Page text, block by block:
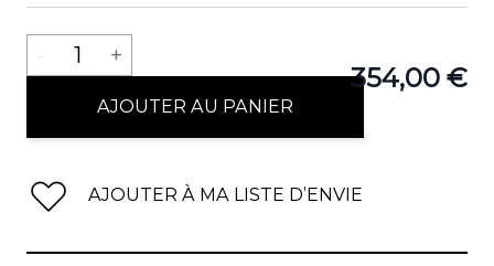
354,00 €
Quantité
- 1 +
AJOUTER AU PANIER
AJOUTER À MA LISTE D’ENVIE